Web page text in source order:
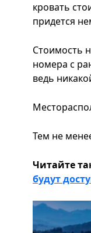
кровать
придется
Стоимость
номера с
ведь
Тем не
Читайте
будут